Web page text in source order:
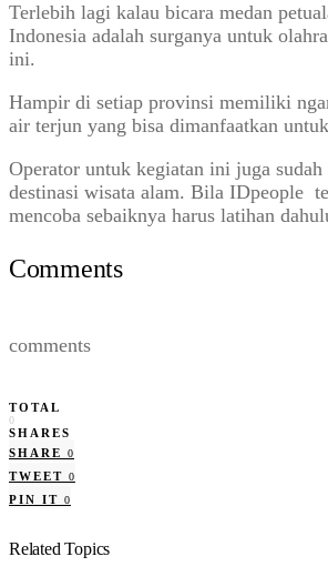
Terlebih lagi kalau bicara medan
Indonesia adalah surganya untuk
ini.
Hampir di setiap provinsi memiliki
air terjun yang bisa dimanfaatkan
Operator untuk kegiatan ini juga sudah
destinasi wisata alam. Bila IDpeople
mencoba sebaiknya harus latihan
Comments
comments
TOTAL
0
SHARES
SHARE
0
TWEET 0
PIN IT 0
Related Topics